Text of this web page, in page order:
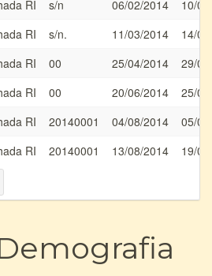
RI s/n 06/02/2014
10/
RI s/n. 11/03/2014
14/
RI 00 25/04/2014
29/
RI 00 20/06/2014
25/
RI 20140001 04/08/2014
05/
RI 20140001 13/08/2014
19/